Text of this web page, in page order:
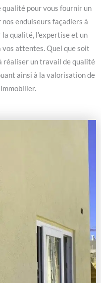
qualité pour vous fournir un
enduiseurs façadiers à
la qualité, l’expertise et un
attentes. Quel que soit
réaliser un travail de qualité
ainsi à la valorisation de